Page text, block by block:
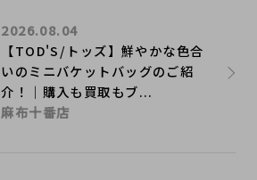
【TOD'S/トッズ】鮮やかな色合
いのミニバケットバッグのご紹
介！｜購入も買取もブ...
2026.08.04
麻布十番店